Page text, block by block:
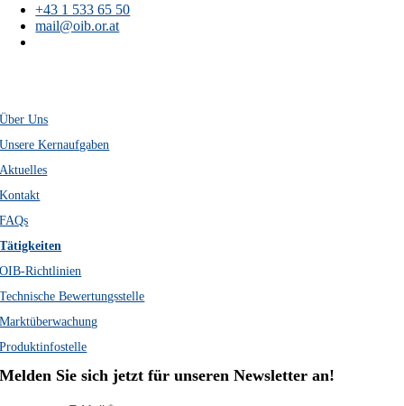
+43 1 533 65 50
mail@oib.or.at
Über Uns
Unsere Kernaufgaben
Aktuelles
Kontakt
FAQs
Tätigkeiten
OIB-Richtlinien
Technische Bewertungsstelle
Marktüberwachung
Produktinfostelle
Melden Sie sich jetzt für unseren Newsletter an!